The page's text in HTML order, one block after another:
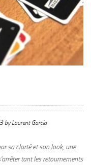
byLaurent Garcia
sa clarté et son look, une
tant les retournements